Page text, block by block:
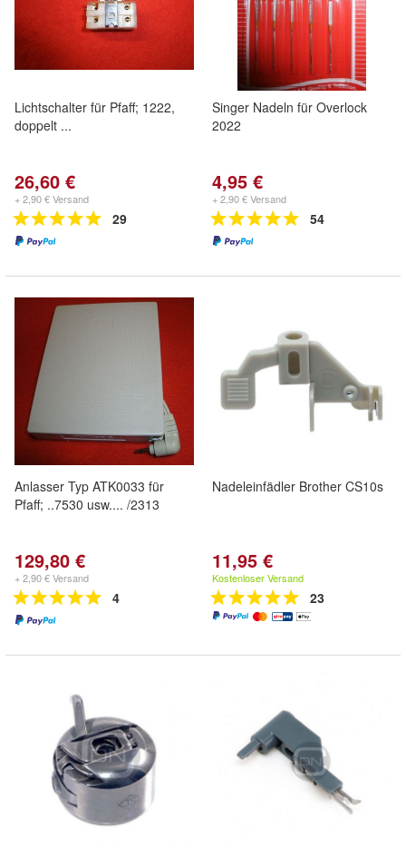
Lichtschalter für Pfaff; 1222,
doppelt ...
26,60 €
+ 2,90 € Versand
29
Singer Nadeln für Overlock
2022
4,95 €
+ 2,90 € Versand
54
Anlasser Typ ATK0033 für
Pfaff; ..7530 usw.... /2313
129,80 €
+ 2,90 € Versand
4
Nadeleinfädler Brother CS10s
11,95 €
Kostenloser Versand
23